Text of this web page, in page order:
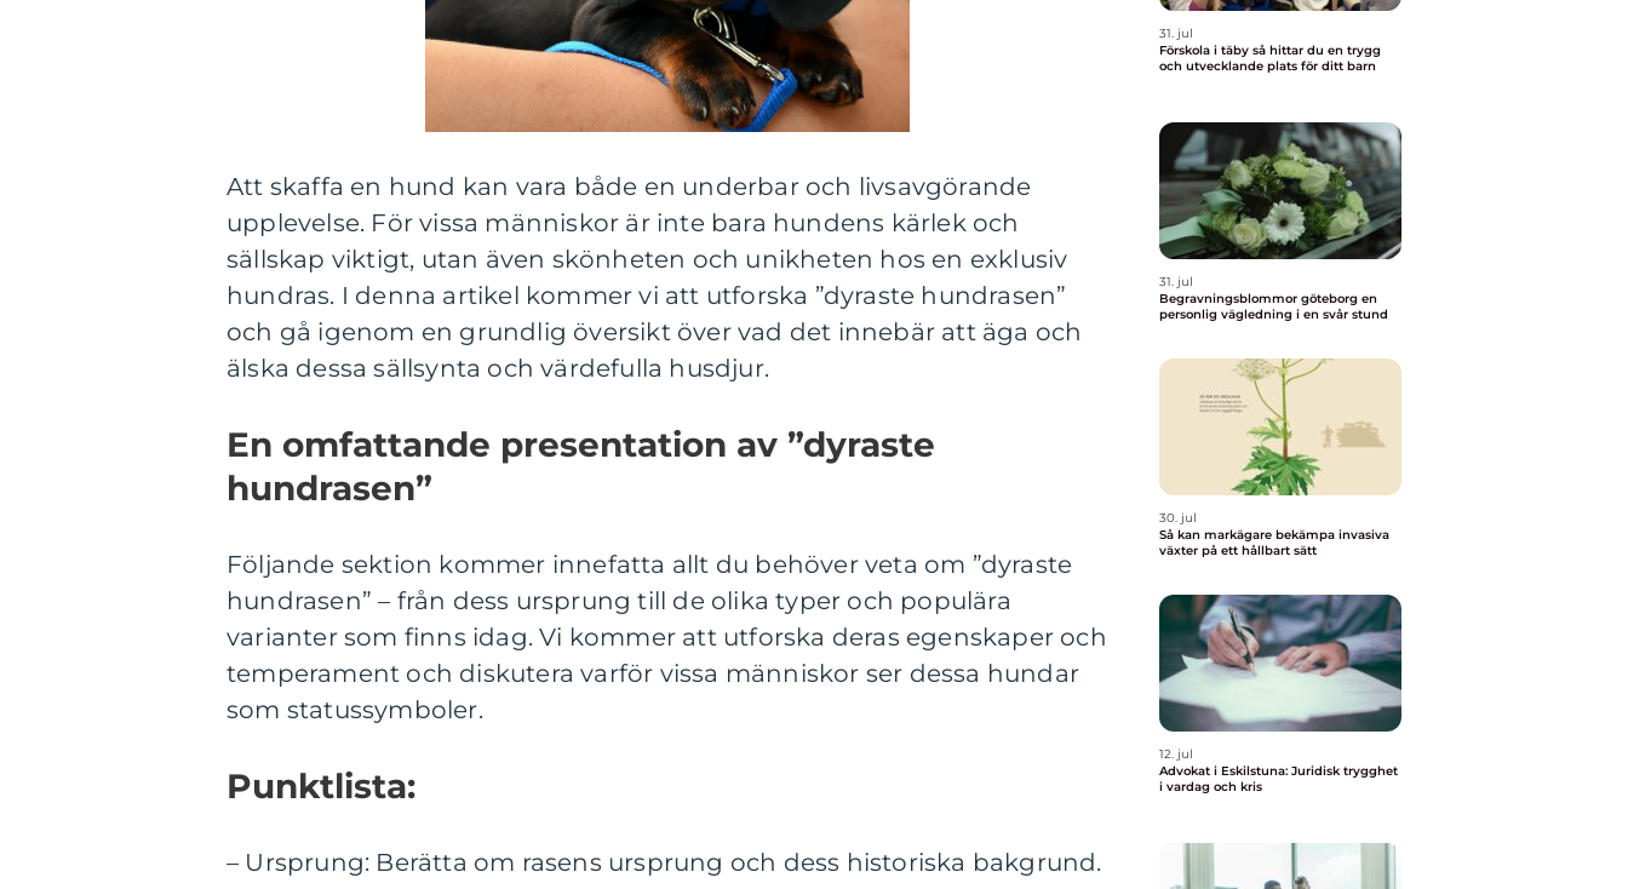
Att skaffa en hund kan vara både en underbar och livsavgörande
upplevelse. För vissa människor är inte bara hundens kärlek och
sällskap viktigt, utan även skönheten och unikheten hos en exklusiv
hundras. I denna artikel kommer vi att utforska ”dyraste hundrasen”
och gå igenom en grundlig översikt över vad det innebär att äga och
älska dessa sällsynta och värdefulla husdjur.
En omfattande presentation av ”dyraste
hundrasen”
Följande sektion kommer innefatta allt du behöver veta om ”dyraste
hundrasen” – från dess ursprung till de olika typer och populära
varianter som finns idag. Vi kommer att utforska deras egenskaper och
temperament och diskutera varför vissa människor ser dessa hundar
som statussymboler.
Punktlista:
– Ursprung: Berätta om rasens ursprung och dess historiska bakgrund.
31. jul
Förskola i täby så hittar du en trygg
och utvecklande plats för ditt barn
31. jul
Begravningsblommor göteborg en
personlig vägledning i en svår stund
30. jul
Så kan markägare bekämpa invasiva
växter på ett hållbart sätt
12. jul
Advokat i Eskilstuna: Juridisk trygghet
i vardag och kris